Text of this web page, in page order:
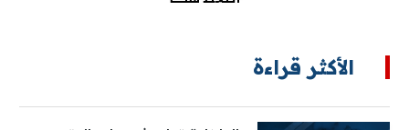
الأكثر قراءة